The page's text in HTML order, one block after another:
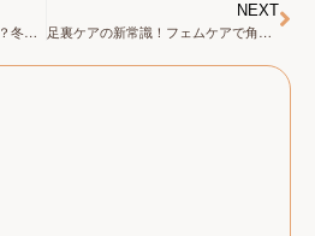
冬に肌が乾燥しやすいのはなぜ？冬でも潤い肌を保つ秘訣！
NEXT
足裏ケアの新常識！フェムケアで角質と乾燥を撃退